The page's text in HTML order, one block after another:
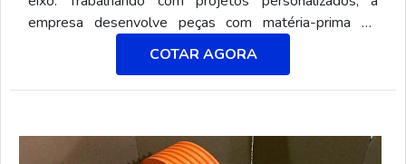
empresa desenvolve peças com matéria-prima de
procedência, bem como dimensionamento certificado
pelos órgãos regulamentadores.Nesse contexto, é
válido citar que durante a aquisição do produto é
do equipamento, o diâmetro do encaixe ou furo do eixo,
número de cabos e tipo de bitola que é utiliza
COTAR AGORA